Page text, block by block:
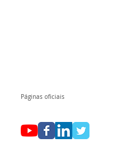
Páginas oficiais